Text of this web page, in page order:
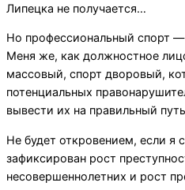
Липецка не получается…
Но профессиональный спорт
Меня же, как должностное
массовый, спорт дворовый,
потенциальных
вывести их на правильный
Не будет откровением, если я
зафиксирован рост
несовершеннолетних и рост